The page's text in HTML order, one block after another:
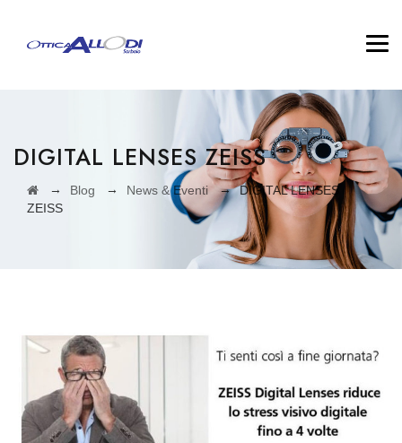
DIGITAL LENSES ZEISS
→ Blog → News & Eventi →DIGITAL LENSES
ZEISS